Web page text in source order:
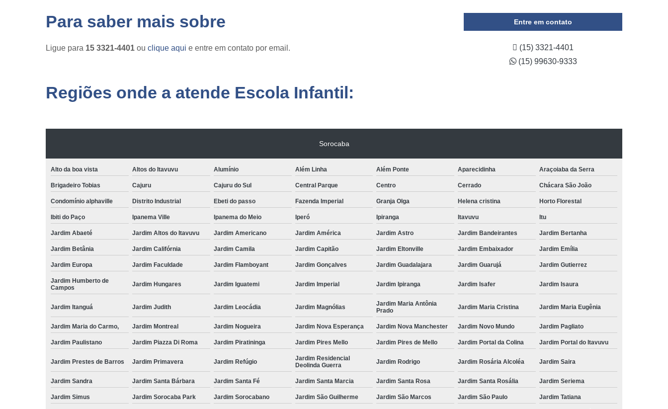
Para saber mais sobre
Ligue para 15 3321-4401 ou clique aqui e entre em contato por email.
Entre em contato
(15) 3321-4401
(15) 99630-9333
Regiões onde a atende Escola Infantil:
Sorocaba
Alto da boa vista Altos do Itavuvu Alumínio Além Linha Além Ponte Aparecidinha Araçoiaba da Serra
Brigadeiro Tobias Cajuru Cajuru do Sul Central Parque Centro Cerrado Chácara São João
Condomínio alphaville Distrito Industrial Ebeti do passo Fazenda Imperial Granja Olga Helena cristina Horto Florestal
Ibiti do Paço Ipanema Ville Ipanema do Meio Iperó Ipiranga Itavuvu Itu
Jardim Abaeté Jardim Altos do Itavuvu Jardim Americano Jardim América Jardim Astro Jardim Bandeirantes Jardim Bertanha
Jardim Betânia Jardim Califórnia Jardim Camila Jardim Capitão Jardim Eltonville Jardim Embaixador Jardim Emília
Jardim Europa Jardim Faculdade Jardim Flamboyant Jardim Gonçalves Jardim Guadalajara Jardim Guarujá Jardim Gutierrez
Jardim Humberto de
Campos
Jardim Hungares Jardim Iguatemi Jardim Imperial Jardim Ipiranga Jardim Isafer Jardim Isaura
Jardim Itanguá Jardim Judith Jardim Leocádia Jardim Magnólias
Jardim Maria Antônia
Prado
Jardim Maria Cristina Jardim Maria Eugênia
Jardim Maria do Carmo, Jardim Montreal Jardim Nogueira Jardim Nova Esperança Jardim Nova Manchester Jardim Novo Mundo Jardim Pagliato
Jardim Paulistano Jardim Piazza Di Roma Jardim Piratininga Jardim Pires Mello Jardim Pires de Mello Jardim Portal da Colina Jardim Portal do Itavuvu
Jardim Prestes de Barros Jardim Primavera Jardim Refúgio
Jardim Residencial
Deolinda Guerra
Jardim Rodrigo Jardim Rosária Alcoléa Jardim Saira
Jardim Sandra Jardim Santa Bárbara Jardim Santa Fé Jardim Santa Marcia Jardim Santa Rosa Jardim Santa Rosália Jardim Seriema
Jardim Simus Jardim Sorocaba Park Jardim Sorocabano Jardim São Guilherme Jardim São Marcos Jardim São Paulo Jardim Tatiana